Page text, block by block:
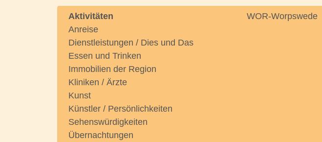
Aktivitäten
Anreise
Dienstleistungen / Dies und Das
Essen und Trinken
Immobilien der Region
Kliniken / Ärzte
Kunst
Künstler / Persönlichkeiten
Sehenswürdigkeiten
Übernachtungen
WOR-Worpswede